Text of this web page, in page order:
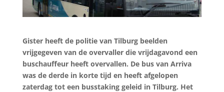
Gister heeft de politie van Tilburg beelden
vrijgegeven van de overvaller die vrijdagavond een
buschauffeur heeft overvallen. De bus van Arriva
was de derde in korte tijd en heeft afgelopen
zaterdag tot een busstaking geleid in Tilburg. Het